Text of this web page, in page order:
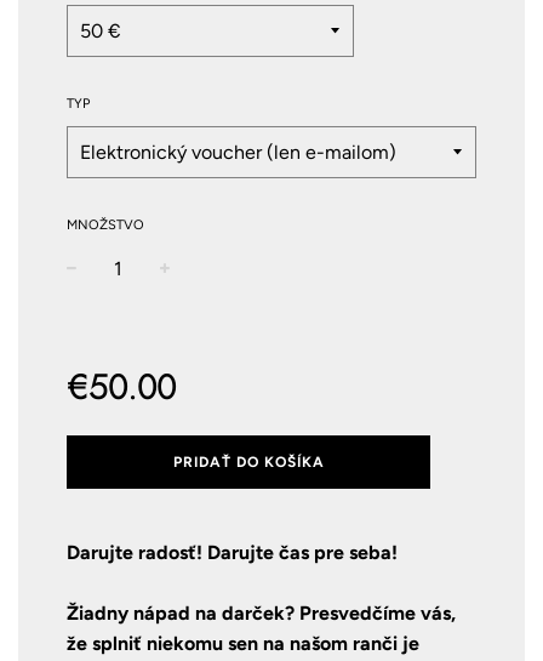
TYP
MNOŽSTVO
€50.00
PRIDAŤ DO KOŠÍKA
Darujte radosť! Darujte čas pre seba!
Žiadny nápad na darček? Presvedčíme vás,
že splniť niekomu sen na našom ranči je